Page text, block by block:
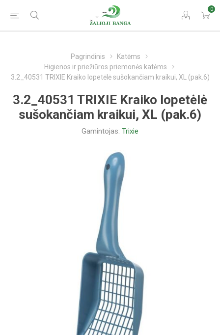
0
Pagrindinis
Katėms
Higienos ir priežiūros priemonės katėms
3.2_40531 TRIXIE Kraiko lopetėlė sušokančiam kraikui, XL (pak.6)
3.2_40531 TRIXIE Kraiko lopetėlė
sušokančiam kraikui, XL (pak.6)
Gamintojas: Trixie